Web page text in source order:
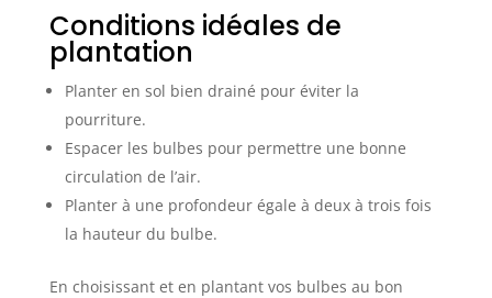
Conditions idéales de
plantation
Planter en sol bien drainé pour éviter la
pourriture.
Espacer les bulbes pour permettre une bonne
circulation de l’air.
Planter à une profondeur égale à deux à trois fois
la hauteur du bulbe.
En choisissant et en plantant vos bulbes au bon